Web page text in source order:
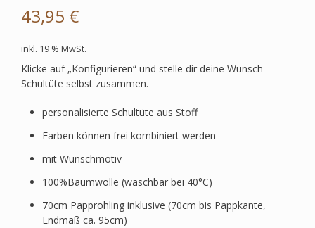
43,95 €
inkl. 19 % MwSt.
Klicke auf „Konfigurieren“ und stelle dir deine Wunsch-
Schultüte selbst zusammen.
personalisierte Schultüte aus Stoff
Farben können frei kombiniert werden
mit Wunschmotiv
100%Baumwolle (waschbar bei 40°C)
70cm Papprohling inklusive (70cm bis Pappkante,
Endmaß ca. 95cm)